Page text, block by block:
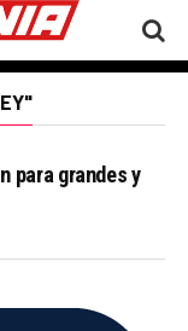
para grandes y